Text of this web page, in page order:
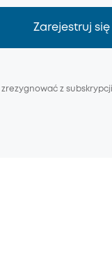
Zarejestruj się
z